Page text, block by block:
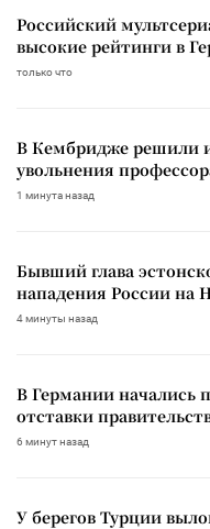
Российский
высокие рейтинги в
только что
В Кембридже решили
увольнения
1 минута назад
Бывший глава
нападения России на
4 минуты назад
В Германии начались
отставки
6 минут назад
У берегов Турции